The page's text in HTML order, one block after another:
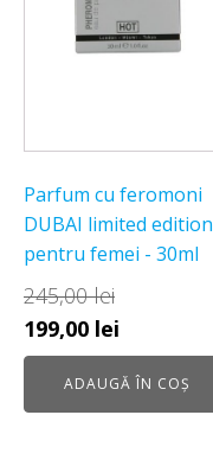
Parfum cu feromoni
DUBAI limited edition
pentru femei - 30ml
245,00lei
Prețul
inițial
199,00 lei
curent
este:
ADAUGĂ ÎN COȘ